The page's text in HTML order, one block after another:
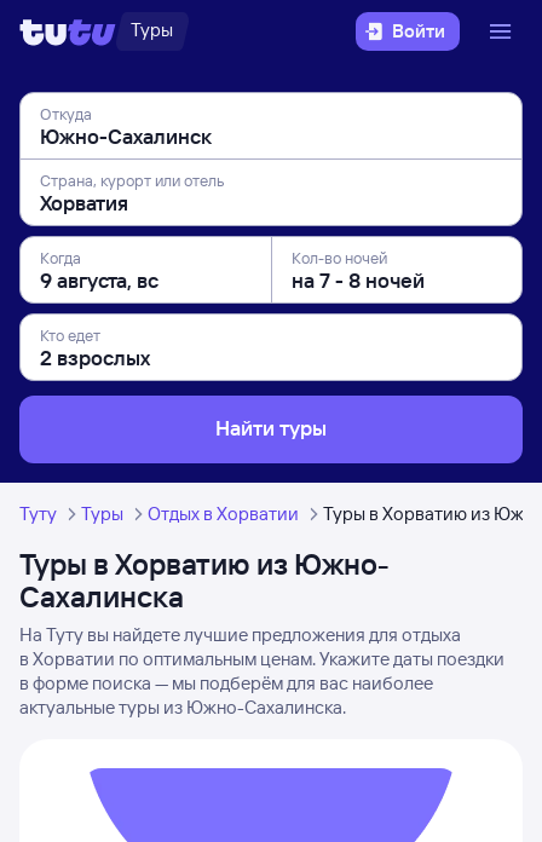
Туры Войти
Откуда
Страна, курорт или отель
Когда Кол-во ночей
Кто едет
Найти туры
Туту Туры Отдых в Хорватии Туры в Хорватию из
Туры в Хорватию из Южно-
Сахалинска
На Туту вы найдете лучшие предложения для отдыха
в Хорватии по оптимальным ценам. Укажите даты поездки
в форме поиска — мы подберём для вас наиболее
актуальные туры из Южно-Сахалинска.